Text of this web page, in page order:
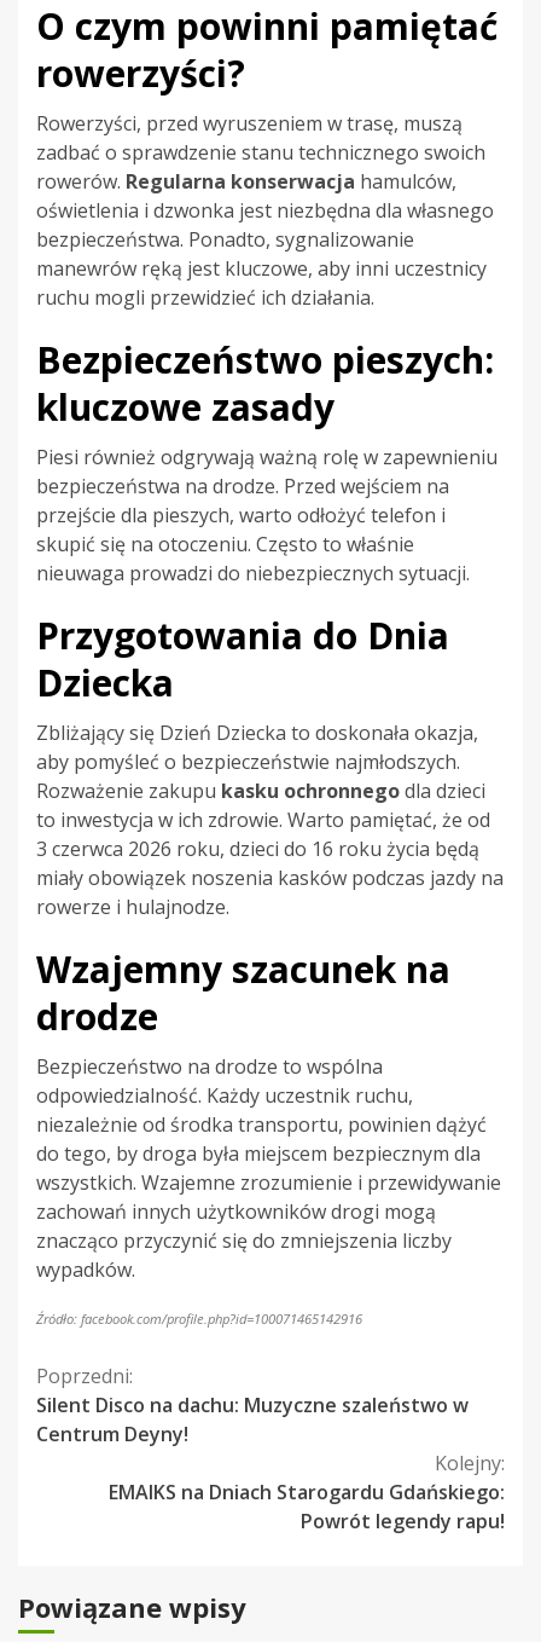
O czym powinni pamiętać
rowerzyści?
Rowerzyści, przed wyruszeniem w trasę, muszą
zadbać o sprawdzenie stanu technicznego swoich
rowerów. Regularna konserwacja hamulców,
oświetlenia i dzwonka jest niezbędna dla własnego
bezpieczeństwa. Ponadto, sygnalizowanie
manewrów ręką jest kluczowe, aby inni uczestnicy
ruchu mogli przewidzieć ich działania.
Bezpieczeństwo pieszych:
kluczowe zasady
Piesi również odgrywają ważną rolę w zapewnieniu
bezpieczeństwa na drodze. Przed wejściem na
przejście dla pieszych, warto odłożyć telefon i
skupić się na otoczeniu. Często to właśnie
nieuwaga prowadzi do niebezpiecznych sytuacji.
Przygotowania do Dnia
Dziecka
Zbliżający się Dzień Dziecka to doskonała okazja,
aby pomyśleć o bezpieczeństwie najmłodszych.
Rozważenie zakupu kasku ochronnegodla dzieci
to inwestycja w ich zdrowie. Warto pamiętać, że od
3 czerwca 2026 roku, dzieci do 16 roku życia będą
miały obowiązek noszenia kasków podczas jazdy na
rowerze i hulajnodze.
Wzajemny szacunek na
drodze
Bezpieczeństwo na drodze to wspólna
odpowiedzialność. Każdy uczestnik ruchu,
niezależnie od środka transportu, powinien dążyć
do tego, by droga była miejscem bezpiecznym dla
wszystkich. Wzajemne zrozumienie i przewidywanie
zachowań innych użytkowników drogi mogą
znacząco przyczynić się do zmniejszenia liczby
wypadków.
Źródło: facebook.com/profile.php?id=100071465142916
Kontynuuj
czytanie
Poprzedni:
Silent Disco na dachu: Muzyczne szaleństwo w
Centrum Deyny!
Kolejny:
EMAIKS na Dniach Starogardu Gdańskiego:
Powrót legendy rapu!
Powiązane wpisy